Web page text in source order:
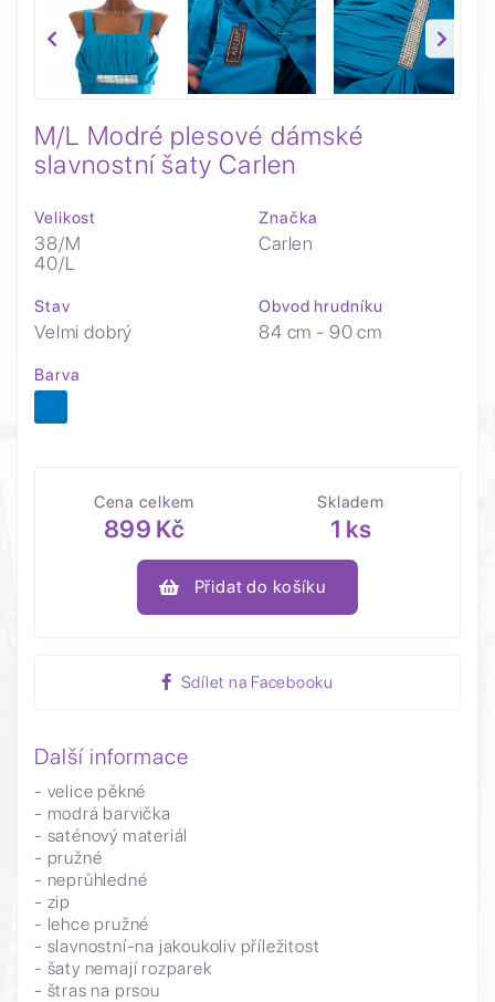
M/L Modré plesové dámské
slavnostní šaty Carlen
Velikost
38/M
40/L
Značka
Carlen
Stav
Velmi dobrý
Obvod hrudníku
84 cm - 90 cm
Barva
Cena celkem
899 Kč
Skladem
1 ks
Přidat do košíku
Sdílet na Facebooku
Další informace
- velice pěkné
- modrá barvička
- saténový materiál
- pružné
- neprůhledné
- zip
- lehce pružné
- slavnostní-na jakoukoliv příležitost
- šaty nemají rozparek
- štras na prsou